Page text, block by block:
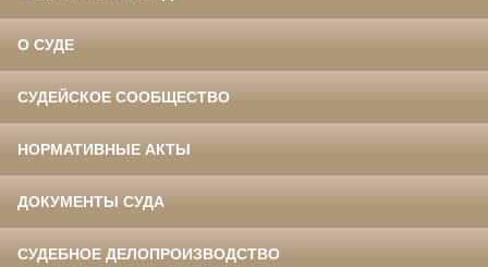
О СУДЕ
СУДЕЙСКОЕ СООБЩЕСТВО
НОРМАТИВНЫЕ АКТЫ
ДОКУМЕНТЫ СУДА
СУДЕБНОЕ ДЕЛОПРОИЗВОДСТВО